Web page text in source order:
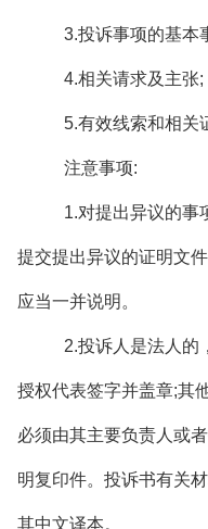
3.投诉事项的基本
4.相关请求及主张;
5.有效线索和相关
注意事项:
1.对提出异议的事
提交提出异议的证明文
应当一并说明。
2.投诉人是法人的
授权代表签字并盖章;其
必须由其主要负责人或
明复印件。投诉书有关
其中文译本。